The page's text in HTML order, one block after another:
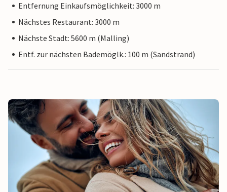
Entfernung Einkaufsmöglichkeit: 3000 m
Nächstes Restaurant: 3000 m
Nächste Stadt: 5600 m (Malling)
Entf. zur nächsten Bademöglk.: 100 m (Sandstrand)